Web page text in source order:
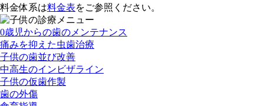
料金体系は料金表をご参照ください。
0歳児からの歯のメンテナンス
痛みを抑えた虫歯治療
子供の歯並び改善
中高生のインビザライン
子供の仮歯作製
歯の外傷